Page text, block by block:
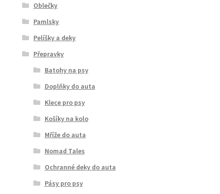
Oblečky
Pamlsky
Pelíšky a deky
Přepravky
Batohy na psy
Doplňky do auta
Klece pro psy
Košíky na kolo
Mříže do auta
Nomad Tales
Ochranné deky do auta
Pásy pro psy